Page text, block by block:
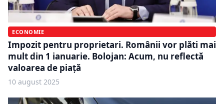
ECONOMIE
Impozit pentru proprietari. Românii vor plăti mai
mult din 1 ianuarie. Bolojan: Acum, nu reflectă
valoarea de piață
10 august 2025